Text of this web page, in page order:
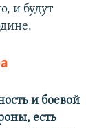
и будут
и боевой
есть